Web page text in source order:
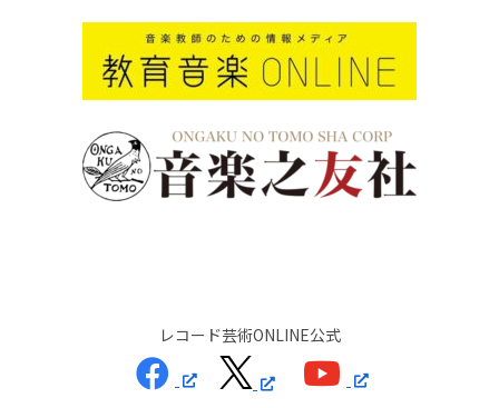
レコード芸術ONLINE公式